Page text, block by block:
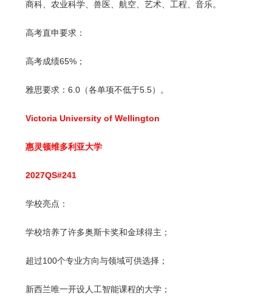
商科、农业科学、兽医、航空、艺术、工程、音乐。
高考直申要求：
高考成绩65%；
雅思要求：6.0（各单项不低于5.5）。
Victoria University of Wellington
惠灵顿维多利亚大学
2027QS#241
学校亮点：
学校培养了许多奥斯卡奖和金球得主；
超过100个专业方向与领域可供选择；
新西兰唯一开设人工智能课程的大学；